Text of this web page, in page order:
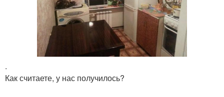
.
Как считаете, у нас получилось?